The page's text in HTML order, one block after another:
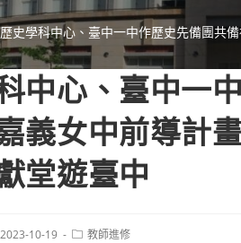
歷史學科中心、臺中一中作歷史先備團共
中心、臺中一
義女中前導計
堂遊臺中
2023-10-19
Post教師進修